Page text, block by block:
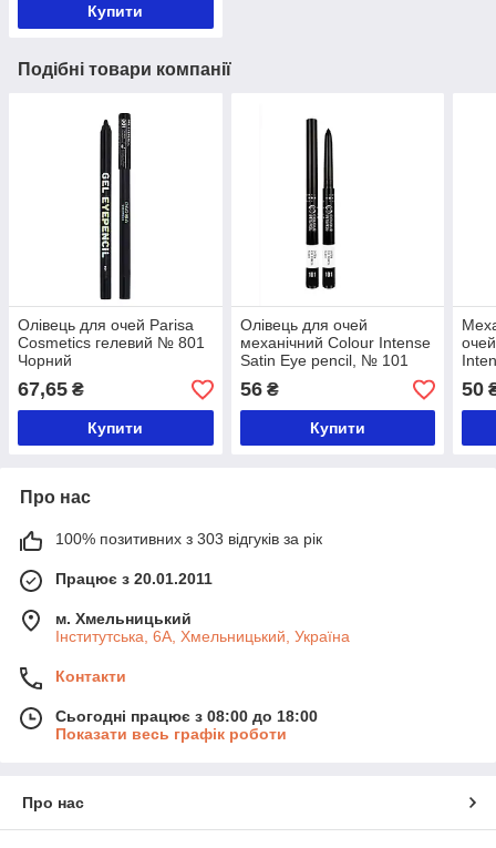
Купити
Подібні товари компанії
Олівець для очей Parisa
Cosmetics гелевий № 801
Чорний
67,65 ₴
Купити
Олівець для очей
механічний Colour Intense
Satin Eye pencil, № 101
Black/Чорний
56₴
Купити
203
50
Про нас
100% позитивних з 303 відгуків за рік
Працює з 20.01.2011
м. Хмельницький
Інститутська, 6А, Хмельницький, Україна
Контакти
Сьогодні працює з 08:00 до 18:00
Показати весь графік роботи
Про нас